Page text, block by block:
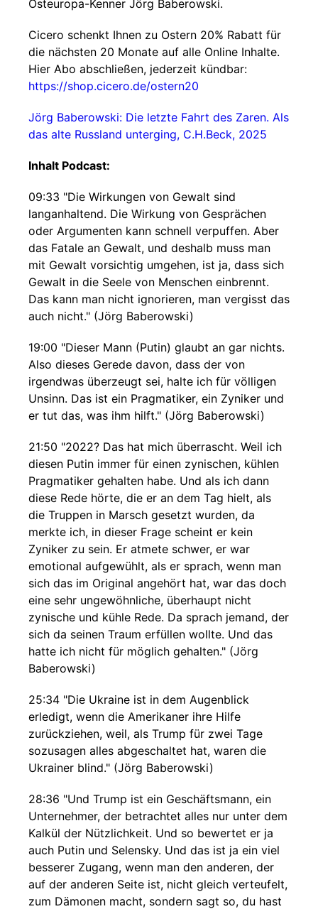
Osteuropa-Kenner Jörg Baberowski.
Cicero schenkt Ihnen zu Ostern 20% Rabatt für
die nächsten 20 Monate auf alle Online Inhalte.
Hier Abo abschließen, jederzeit kündbar:
https://shop.cicero.de/ostern20
Jörg Baberowski: Die letzte Fahrt des Zaren. Als
das alte Russland unterging, C.H.Beck, 2025
Inhalt Podcast:
09:33 "Die Wirkungen von Gewalt sind
langanhaltend. Die Wirkung von Gesprächen
oder Argumenten kann schnell verpuffen. Aber
das Fatale an Gewalt, und deshalb muss man
mit Gewalt vorsichtig umgehen, ist ja, dass sich
Gewalt in die Seele von Menschen einbrennt.
Das kann man nicht ignorieren, man vergisst das
auch nicht." (Jörg Baberowski)
19:00 "Dieser Mann (Putin) glaubt an gar nichts.
Also dieses Gerede davon, dass der von
irgendwas überzeugt sei, halte ich für völligen
Unsinn. Das ist ein Pragmatiker, ein Zyniker und
er tut das, was ihm hilft." (Jörg Baberowski)
21:50 "2022? Das hat mich überrascht. Weil ich
diesen Putin immer für einen zynischen, kühlen
Pragmatiker gehalten habe. Und als ich dann
diese Rede hörte, die er an dem Tag hielt, als
die Truppen in Marsch gesetzt wurden, da
merkte ich, in dieser Frage scheint er kein
Zyniker zu sein. Er atmete schwer, er war
emotional aufgewühlt, als er sprach, wenn man
sich das im Original angehört hat, war das doch
eine sehr ungewöhnliche, überhaupt nicht
zynische und kühle Rede. Da sprach jemand, der
sich da seinen Traum erfüllen wollte. Und das
hatte ich nicht für möglich gehalten." (Jörg
Baberowski)
25:34 "Die Ukraine ist in dem Augenblick
erledigt, wenn die Amerikaner ihre Hilfe
zurückziehen, weil, als Trump für zwei Tage
sozusagen alles abgeschaltet hat, waren die
Ukrainer blind." (Jörg Baberowski)
28:36 "Und Trump ist ein Geschäftsmann, ein
Unternehmer, der betrachtet alles nur unter dem
Kalkül der Nützlichkeit. Und so bewertet er ja
auch Putin und Selensky. Und das ist ja ein viel
besserer Zugang, wenn man den anderen, der
auf der anderen Seite ist, nicht gleich verteufelt,
zum Dämonen macht, sondern sagt so, du hast